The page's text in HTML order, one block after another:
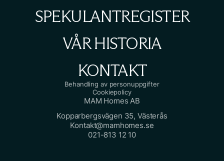
SPEKULANTREGISTER
VÅR HISTORIA
KONTAKT
Behandling av personuppgifter
Cookiepolicy
MAM Homes AB
Kopparbergsvägen 35, Västerås
Kontakt@mamhomes.se
021-813 12 10